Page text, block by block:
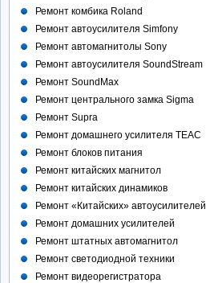
Ремонт комбика Roland
Ремонт автоусилителя Simfony
Ремонт автомагнитолы Sony
Ремонт автоусилителя SoundStream
Ремонт SoundMax
Ремонт центрального замка Sigma
Ремонт Supra
Ремонт домашнего усилителя TEAC
Ремонт блоков питания
Ремонт китайских магнитол
Ремонт китайских динамиков
Ремонт «Китайских» автоусилителей
Ремонт домашних усилителей
Ремонт штатных автомагнитол
Ремонт светодиодной техники
Ремонт видеорегистратора